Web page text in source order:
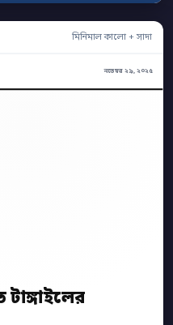
মিনিমাল কালো + সাদা
নভেম্বর ২৯, ২০২৫